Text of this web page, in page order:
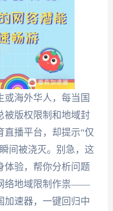
或海外华人，每当国
被版权限制和地域封
直播平台，却提示“仅
间被浇灭。别急，这
体验，帮你分析问题
络地域限制作祟——
加速器，一键回归中